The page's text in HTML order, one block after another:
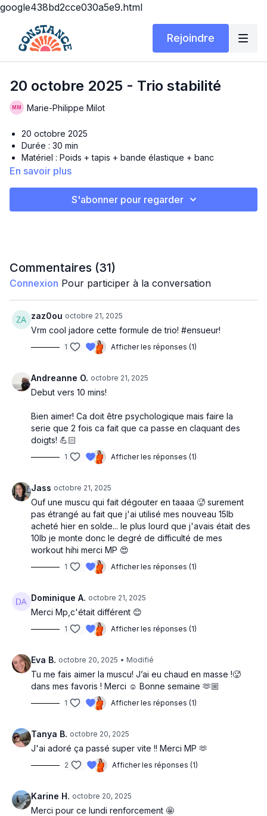
google438bd2cce030a5e9.html
Rejoindre
20 octobre 2025 - Trio stabilité
Marie-Philippe Milot
20 octobre 2025
Durée : 30 min
Matériel : Poids + tapis + bande élastique + banc
pour tous mes sportifs out there 🫶🏼
Crab walk
Plank side to side
One leg RDL jump
Circuit 2 : 2 fois
Hip trust
Back lunge twist
Circuit 3 :
Deadbug
Skaters
Circuit 4 :
Bird dog
OH carry
En savoir plus
S'abonner pour regarder
Commentaires (31)
Connexion Pour participer à la conversation
zaz0ou octobre 21, 2025
Vrm cool jadore cette formule de trio! #ensueur!
1 Afficher les réponses (1)
Andreanne O. octobre 21, 2025
Debut vers 10 mins!
Bien aimer! Ca doit être psychologique mais faire la
serie que 2 fois ca fait que ca passe en claquant des
doigts! 💪🏻
1 Afficher les réponses (1)
Jass octobre 21, 2025
Ouf une muscu qui fait dégouter en taaaa 🥵 surement
pas étrangé au fait que j'ai utilisé mes nouveau 15lb
acheté hier en solde... le plus lourd que j'avais était des
10lb je monte donc le degré de difficulté de mes
workout hihi merci MP 😍
1 Afficher les réponses (1)
Dominique A. octobre 21, 2025
Merci Mp,c'était différent 😊
1 Afficher les réponses (1)
Eva B. octobre 20, 2025 • Modifié
Tu me fais aimer la muscu! J’ai eu chaud en masse !🥵
dans mes favoris ! Merci ☺️ Bonne semaine 🫶🏼
1 Afficher les réponses (1)
Tanya B. octobre 20, 2025
J'ai adoré ça passé super vite !! Merci MP 🫶
2 Afficher les réponses (1)
Karine H. octobre 20, 2025
Merci pour ce lundi renforcement 🤩